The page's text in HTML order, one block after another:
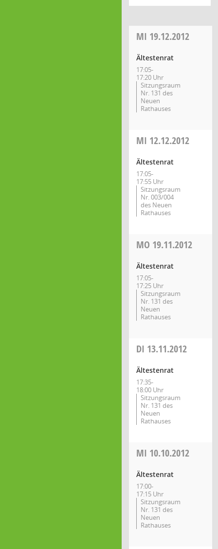
MI 19.12.2012
Ältestenrat
17:05-
17:20 Uhr
Sitzungsraum
Nr. 131 des
Neuen
Rathauses
MI 12.12.2012
Ältestenrat
17:05-
17:55 Uhr
Sitzungsraum
Nr. 003/004
des Neuen
Rathauses
MO 19.11.2012
Ältestenrat
17:05-
17:25 Uhr
Sitzungsraum
Nr. 131 des
Neuen
Rathauses
DI 13.11.2012
Ältestenrat
17:35-
18:00 Uhr
Sitzungsraum
Nr. 131 des
Neuen
Rathauses
MI 10.10.2012
Ältestenrat
17:00-
17:15 Uhr
Sitzungsraum
Nr. 131 des
Neuen
Rathauses